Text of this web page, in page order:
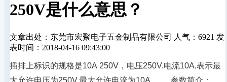
250V是什么意思？
文章出处：东莞市宏聚电子五金制品有限公司 人气：6921 发
表时间：2018-04-16 09:43:00
插排上标识的规格是10A 250V，电压250V.电流10A,表示最
大允许电压为250V.最大允许电流为10A. 　　参数简介：